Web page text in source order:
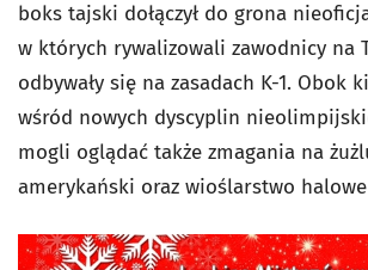
boks tajski dołączył do grona
w których rywalizowali zawodnicy na
odbywały się na zasadach K-1. Obok
wśród nowych dyscyplin
mogli oglądać także zmagania na
amerykański oraz wioślarstwo